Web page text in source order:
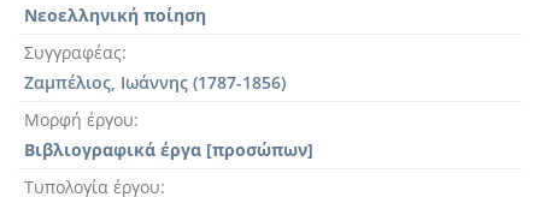
Νεοελληνική ποίηση
Συγγραφέας
Ζαμπέλιος, Ιωάννης (1787-1856)
Μορφή έργου
Βιβλιογραφικά έργα [προσώπων]
Τυπολογία έργου